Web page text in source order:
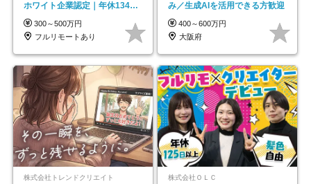
ホワイト企業認定｜年休134日
｜リモートOK
300～500万円
フルリモートあり
み／生成AIを活用できる方歓迎
400～600万円
大阪府
株式会社トレンドクリエイト 株式会社ＯＬＣ